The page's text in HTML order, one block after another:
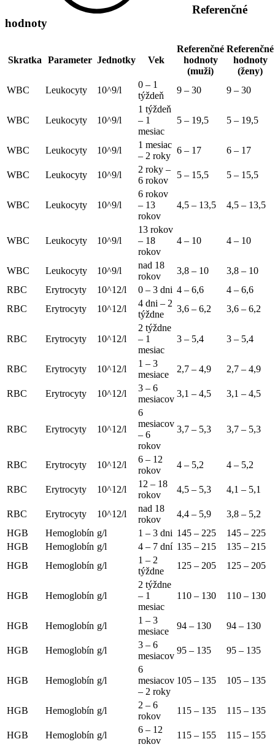
Referenčné
hodnoty
Skratka Parameter Jednotky Vek
Referenčné
hodnoty
(muži)
Referenčné
hodnoty
(ženy)
WBC
Leukocyty 10^9/l
0 – 1
týždeň
9 – 30 9 – 30
WBC Leukocyty 10^9/l
1 týždeň
– 1
mesiac
5 – 19,5 5 – 19,5
WBC Leukocyty 10^9/l
1 mesiac
– 2 roky
6 – 17 6 – 17
WBC Leukocyty 10^9/l
2 roky –
6 rokov
5 – 15,5 5 – 15,5
WBC Leukocyty 10^9/l
6 rokov
– 13
rokov
4,5 – 13,5 4,5 – 13,5
WBC Leukocyty 10^9/l
13 rokov
– 18
rokov
4 – 10 4 – 10
WBC Leukocyty 10^9/l
nad 18
rokov
3,8 – 10
3,8 – 10
RBC
Erytrocyty 10^12/l 0 – 3 dni 4 – 6,6
4 – 6,6
RBC
Erytrocyty 10^12/l
4 dni – 2
týždne
3,6 – 6,2 3,6 – 6,2
RBC Erytrocyty 10^12/l
2 týždne
– 1
mesiac
3 – 5,4 3 – 5,4
RBC Erytrocyty 10^12/l
1 – 3
mesiace
2,7 – 4,9 2,7 – 4,9
RBC Erytrocyty 10^12/l
3 – 6
mesiacov
3,1 – 4,5 3,1 – 4,5
RBC Erytrocyty 10^12/l
6
mesiacov
– 6
rokov
3,7 – 5,3 3,7 – 5,3
RBC Erytrocyty 10^12/l
6 – 12
rokov
4 – 5,2 4 – 5,2
RBC Erytrocyty 10^12/l
12 – 18
rokov
4,5 – 5,3 4,1 – 5,1
RBC Erytrocyty 10^12/l
nad 18
rokov
4,4 – 5,9
3,8 – 5,2
HGB
Hemoglobín g/l 1 – 3 dni 145 – 225
145 – 225
HGB
Hemoglobín g/l 4 – 7 dní 135 – 215
135 – 215
HGB
Hemoglobín g/l
1 – 2
týždne
125 – 205 125 – 205
HGB Hemoglobín g/l
2 týždne
– 1
mesiac
110 – 130 110 – 130
HGB Hemoglobín g/l
1 – 3
mesiace
94 – 130 94 – 130
HGB Hemoglobín g/l
3 – 6
mesiacov
95 – 135 95 – 135
HGB Hemoglobín g/l
6
mesiacov
– 2 roky
105 – 135 105 – 135
HGB Hemoglobín g/l
2 – 6
rokov
115 – 135 115 – 135
HGB Hemoglobín g/l
6 – 12
rokov
115 – 155 115 – 155